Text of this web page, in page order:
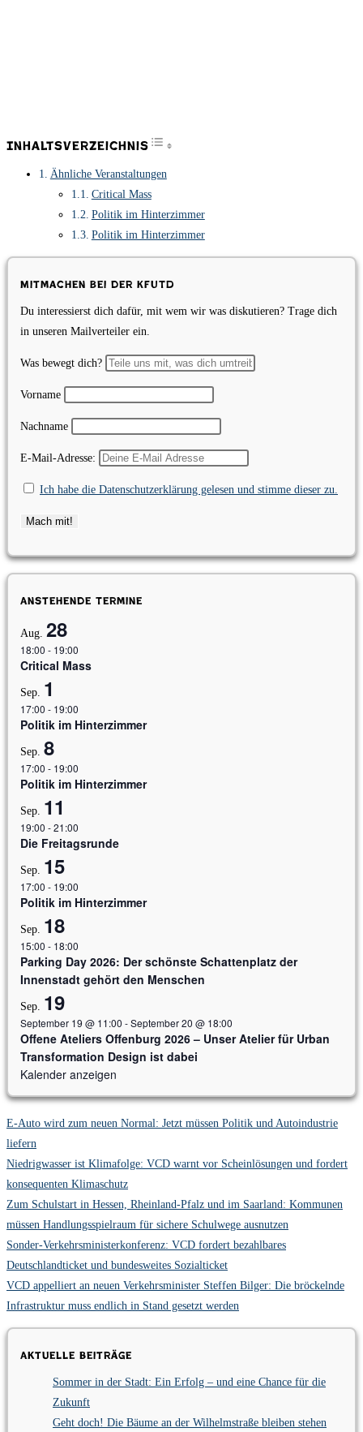
Inhaltsverzeichnis Toggle Table of Content
Ähnliche Veranstaltungen
Critical Mass
Politik im Hinterzimmer
Politik im Hinterzimmer
Mitmachen bei der KfUTD
Du interessierst dich dafür, mit wem wir was diskutieren? Trage dich
in unseren Mailverteiler ein.
Was bewegt dich?
Vorname
Nachname
E-Mail-Adresse:
Ich habe die Datenschutzerklärung gelesen und stimme dieser zu.
Anstehende Termine
Aug. 28
18:00 - 19:00
Critical Mass
Sep. 1
17:00 - 19:00
Politik im Hinterzimmer
Sep. 8
17:00 - 19:00
Politik im Hinterzimmer
Sep. 11
19:00 -21:00
Die Freitagsrunde
Sep. 15
17:00 - 19:00
Politik im Hinterzimmer
Sep. 18
15:00 - 18:00
Parking Day 2026: Der schönste Schattenplatz der
Innenstadt gehört den Menschen
Sep. 19
September 19 @ 11:00 -September 20 @ 18:00
Offene Ateliers Offenburg 2026 – Unser Atelier für Urban
Transformation Design ist dabei
Kalender anzeigen
E-Auto wird zum neuen Normal: Jetzt müssen Politik und Autoindustrie
liefern
Niedrigwasser ist Klimafolge: VCD warnt vor Scheinlösungen und fordert
konsequenten Klimaschutz
Zum Schulstart in Hessen, Rheinland-Pfalz und im Saarland: Kommunen
müssen Handlungsspielraum für sichere Schulwege ausnutzen
Sonder-Verkehrsministerkonferenz: VCD fordert bezahlbares
Deutschlandticket und bundesweites Sozialticket
VCD appelliert an neuen Verkehrsminister Steffen Bilger: Die bröckelnde
Infrastruktur muss endlich in Stand gesetzt werden
Aktuelle Beiträge
Sommer in der Stadt: Ein Erfolg – und eine Chance für die
Zukunft
Geht doch! Die Bäume an der Wilhelmstraße bleiben stehen